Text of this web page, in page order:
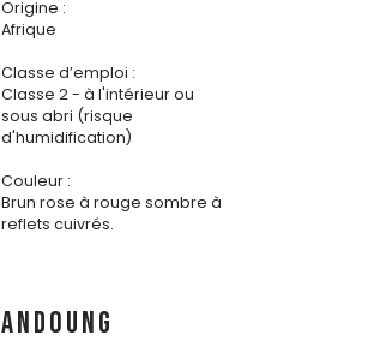
Origine :
Afrique
Classe d’emploi :
Classe 2 - à l'intérieur ou
sous abri (risque
d'humidification)
Couleur :
Brun rose à rouge sombre à
reflets cuivrés.
ANDOUNG